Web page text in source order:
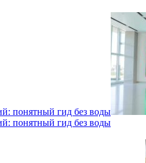
понятный гид без воды
понятный гид без воды